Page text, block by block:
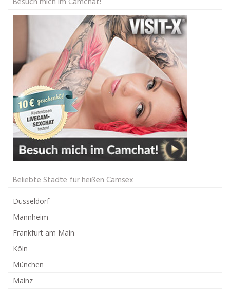
Beliebte Städte für heißen Camsex
Düsseldorf
Mannheim
Frankfurt am Main
Köln
München
Mainz